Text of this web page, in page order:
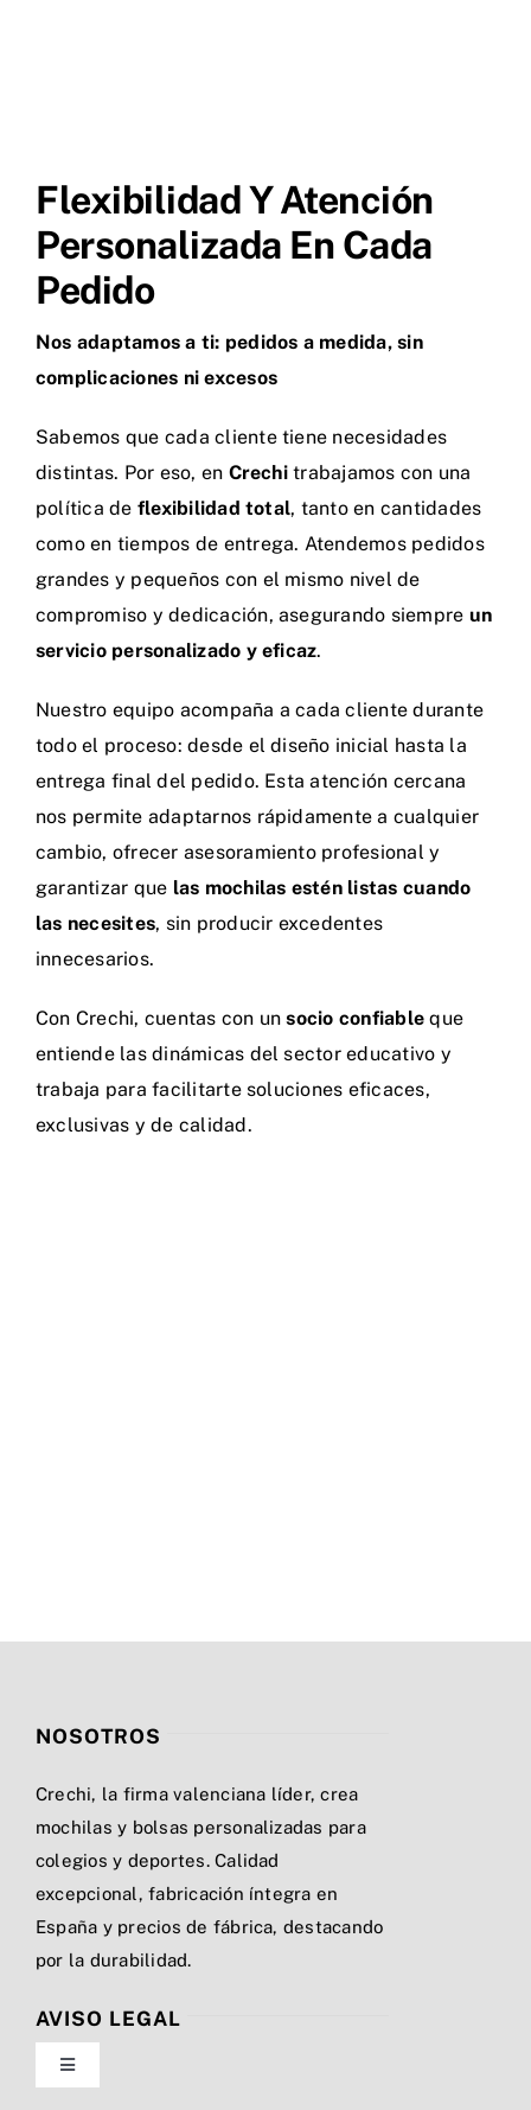
Flexibilidad Y Atención
Personalizada En Cada
Pedido
Nos adaptamos a ti: pedidos a medida, sin
complicaciones ni excesos
Sabemos que cada cliente tiene necesidades
distintas. Por eso, en Crechitrabajamos con una
política de flexibilidad total, tanto en cantidades
como en tiempos de entrega. Atendemos pedidos
grandes y pequeños con el mismo nivel de
compromiso y dedicación, asegurando siempre un
servicio personalizado y eficaz.
Nuestro equipo acompaña a cada cliente durante
todo el proceso: desde el diseño inicial hasta la
entrega final del pedido. Esta atención cercana
nos permite adaptarnos rápidamente a cualquier
cambio, ofrecer asesoramiento profesional y
garantizar que las mochilas estén listas cuando
las necesites, sin producir excedentes
innecesarios.
Con Crechi, cuentas con unsocio confiable que
entiende las dinámicas del sector educativo y
trabaja para facilitarte soluciones eficaces,
exclusivas y de calidad.
NOSOTROS
Crechi, la firma valenciana líder, crea
mochilas y bolsas personalizadas para
colegios y deportes. Calidad
excepcional, fabricación íntegra en
España y precios de fábrica, destacando
por la durabilidad.
AVISO LEGAL
Toggle
Navigation